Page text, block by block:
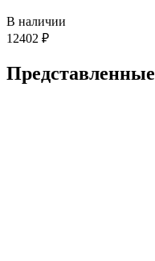
В наличии
12402 ₽
Представленные